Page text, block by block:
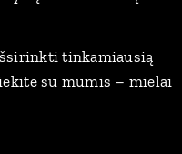
tinkamiausią
su mumis – mielai